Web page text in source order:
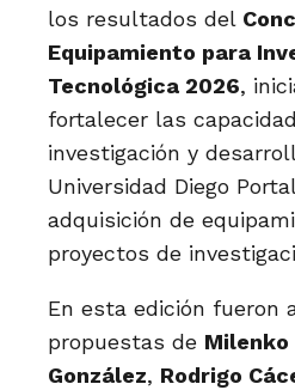
los resultados del
Equipamiento para
Tecnológica 2026,
fortalecer las
investigación y
Universidad Diego
adquisición de
proyectos de
En esta edición fueron
propuestas de Milenko
González, Rodrigo